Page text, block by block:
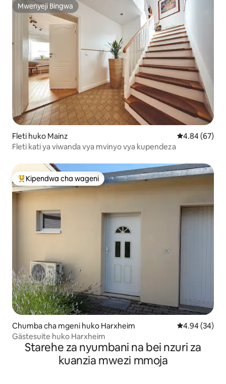
Mwenyeji Bingwa
Mwenyeji Bingwa
Fleti huko Mainz Ukadiriaji wa
4.84 (67)
Fleti kati ya viwanda vya mvinyo vya kupendeza
Kipendwa maarufu cha wageni
Kipendwa cha wageni
Chumba cha mgeni huko Harxheim Ukadiriaji wa
4.94 (34)
Gästesuite huko Harxheim
Starehe za nyumbani na bei nzuri za
kuanzia mwezi mmoja